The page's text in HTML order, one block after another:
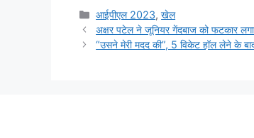
Categories
आईपीएल 2023,खेल
अक्षर पटेल ने जूनियर गेंदबाज को फटकार
“उसने मेरी मदद की”, 5 विकेट हॉल लेने के